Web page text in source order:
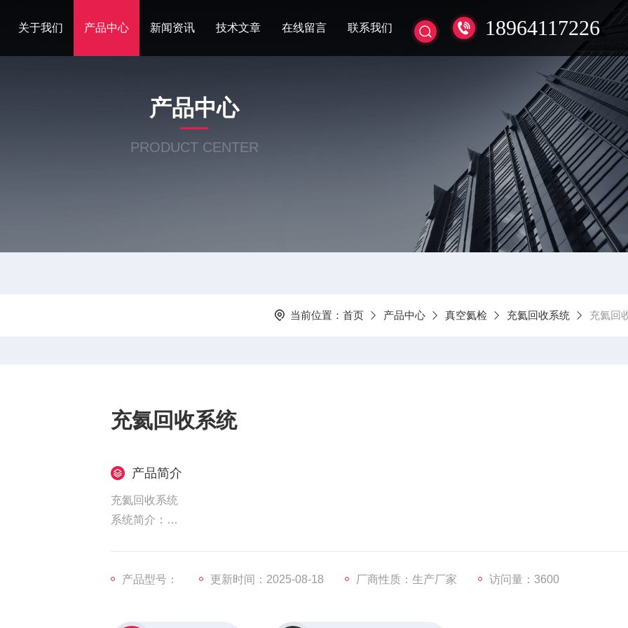
18964117226
关于我们 产品中心 新闻资讯 技术文章 在线留言 联系我们
产品中心
PRODUCT CENTER
当前位置： 首页 产品中心 真空氦检 充氦回收系统 充氦回
充氦回收系统
产品简介
充氦回收系统
系统简介：
产品型号：
更新时间：2025-08-18 厂商性质：生产厂家 访问量：3600